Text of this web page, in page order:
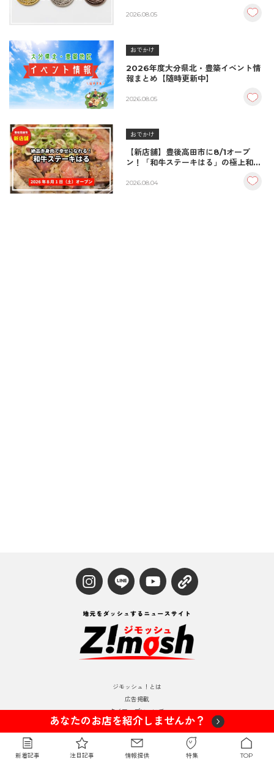
2026.08.05
おでかけ
2026年度大分県北・豊築イベント情
報まとめ【随時更新中】
2026.08.05
おでかけ
【新店舗】豊後高田市に8/1オープ
ン！「和牛ステーキはる」の極上和牛
2026.08.04
ジモッシュ！とは
広告掲載
タイアップについて
お問い合わせ
プライバシーポリシー
運営情報
あなたのお店を紹介しませんか？
新着記事 注目記事 情報提供 特集 TOP